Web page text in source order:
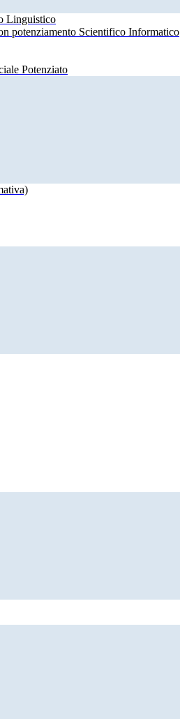
Linguistico
potenziamento Scientifico Informatico
Potenziato